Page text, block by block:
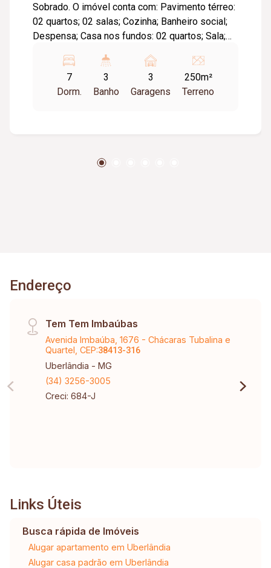
Sobrado. O imóvel conta com: Pavimento térreo:
02 quartos; 02 salas; Cozinha; Banheiro social;
Despensa; Casa nos fundos: 02 quartos; Sala;
quartos, sendo 01 suíte; 02 salas; Banheiro
social; Cozinha com lavanderia; Diferenciais: 03
vagas de garagem; Excelente opção para
7
Dorm.
3
Banho
3
Garagens
250m²
Terreno
Endereço
Tem Tem Imbaúbas
Avenida Imbaúba, 1676 - Chácaras Tubalina e
Quartel, CEP:38413-316
Uberlândia - MG
(34) 3256-3005
Creci: 684-J
Links Úteis
Busca rápida de Imóveis
Alugar apartamento em Uberlândia
Alugar casa padrão em Uberlândia